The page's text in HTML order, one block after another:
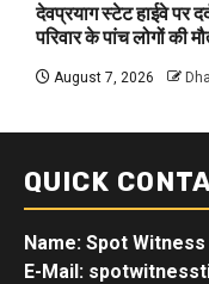
देवप्रयाग स्टेट हाईवे पर
परिवार के पांच लोगों की
August 7, 2026
QUICK
Name: Spot
E-Mail: